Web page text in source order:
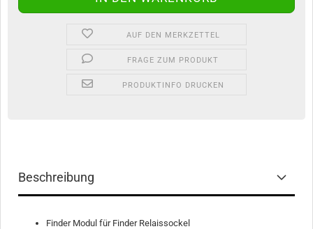
AUF DEN MERKZETTEL
FRAGE ZUM PRODUKT
PRODUKTINFO DRUCKEN
Beschreibung
Finder Modul für Finder Relaissockel